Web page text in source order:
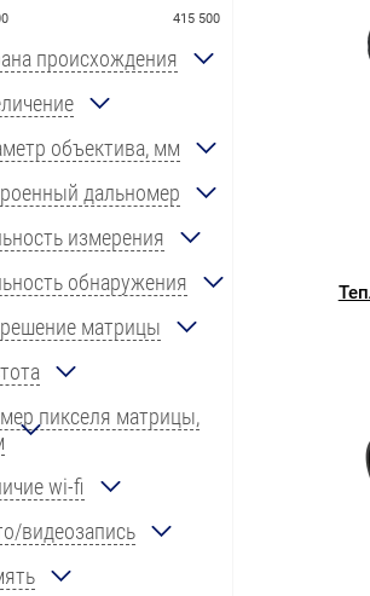
415 500
происхождения
объектива, мм
дальномер
измерения
обнаружения
матрицы
пикселя матрицы,
wi-fi
видеозапись